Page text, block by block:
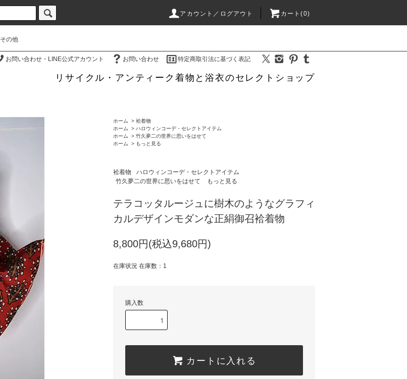
アカウント／ログアウト カート(0)
その他
お問い合わせ・LINE公式アカウント お問い合わせ 特定商取引法に基づく表記
リサイクル・アンティーク着物と浴衣のセレクトショップ
ホーム > 袷着物
ホーム
> ハロウィンコーデ・セレクトアイテム
ホーム
> 竹久夢二の世界に思いをはせて
ホーム
> もっと見る
袷着物
ハロウィンコーデ・セレクトアイテム
竹久夢二の世界に思いをはせて
もっと見る
テラコッタルージュに樹木のようなグラフィ
カルデザインモダンな正絹御召袷着物
8,800円(税込9,680円)
在庫状況 在庫数：1
購入数
カートに入れる